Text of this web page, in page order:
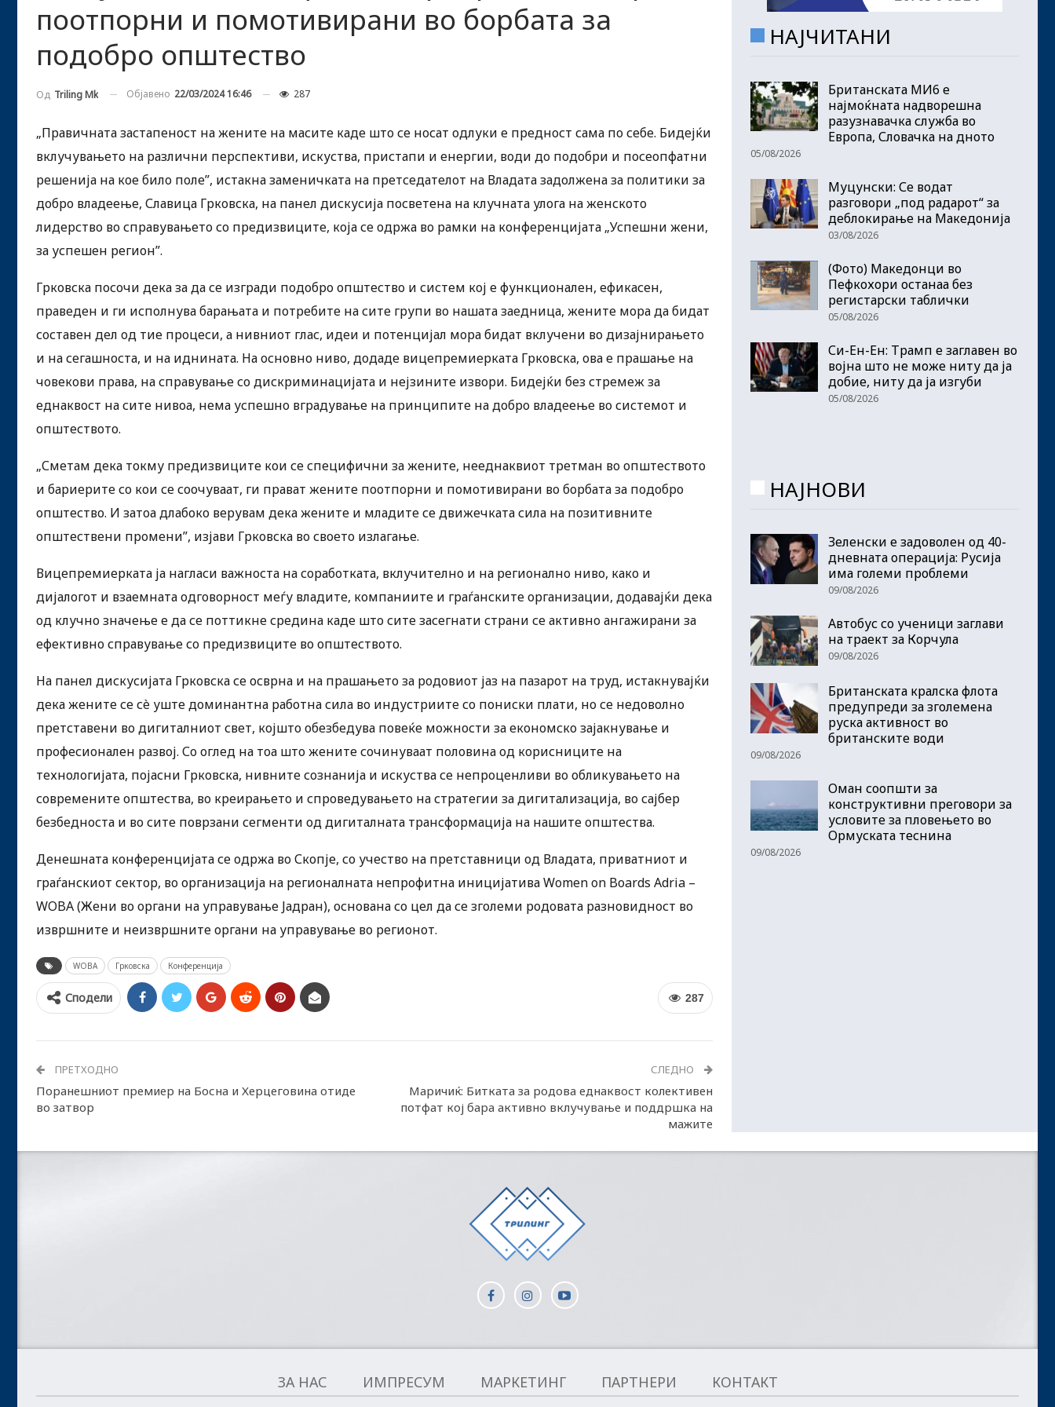
поотпорни и помотивирани во борбата за
подобро општество
Од Triling Mk Објавено 22/03/2024 16:46 287
„Правичната застапеност на жените на масите каде што се носат одлуки е предност сама по себе. Бидејќи
вклучувањето на различни перспективи, искуства, пристапи и енергии, води до подобри и посеопфатни
решенија на кое било поле”, истакна заменичката на претседателот на Владата задолжена за политики за
добро владеење, Славица Грковска, на панел дискусија посветена на клучната улога на женското
лидерство во справувањето со предизвиците, која се одржа во рамки на конференцијата „Успешни жени,
за успешен регион”.
Грковска посочи дека за да се изгради подобро општество и систем кој е функционален, ефикасен,
праведен и ги исполнува барањата и потребите на сите групи во нашата заедница, жените мора да бидат
составен дел од тие процеси, а нивниот глас, идеи и потенцијал мора бидат вклучени во дизајнирањето
и на сегашноста, и на иднината. На основно ниво, додаде вицепремиерката Грковска, ова е прашање на
човекови права, на справување со дискриминацијата и нејзините извори. Бидејќи без стремеж за
еднаквост на сите нивоа, нема успешно вградување на принципите на добро владеење во системот и
општеството.
„Сметам дека токму предизвиците кои се специфични за жените, нееднаквиот третман во општеството
и бариерите со кои се соочуваат, ги прават жените поотпорни и помотивирани во борбата за подобро
општество. И затоа длабоко верувам дека жените и младите се движечката сила на позитивните
општествени промени”, изјави Грковска во своето излагање.
Вицепремиерката ја нагласи важноста на соработката, вклучително и на регионално ниво, како и
дијалогот и взаемната одговорност меѓу владите, компаниите и граѓанските организации, додавајќи дека
од клучно значење е да се поттикне средина каде што сите засегнати страни се активно ангажирани за
ефективно справување со предизвиците во општеството.
На панел дискусијата Грковска се осврна и на прашањето за родовиот јаз на пазарот на труд, истакнувајќи
дека жените се сè уште доминантна работна сила во индустриите со пониски плати, но се недоволно
претставени во дигиталниот свет, којшто обезбедува повеќе можности за економско зајакнување и
професионален развој. Со оглед на тоа што жените сочинуваат половина од корисниците на
технологијата, појасни Грковска, нивните сознанија и искуства се непроценливи во обликувањето на
современите општества, во креирањето и спроведувањето на стратегии за дигитализација, во сајбер
безбедноста и во сите поврзани сегменти од дигиталната трансформација на нашите општества.
Денешната конференцијата се одржа во Скопје, со учество на претставници од Владата, приватниот и
граѓанскиот сектор, во организација на регионалната непрофитна иницијатива Women on Boards Adria –
WOBA (Жени во органи на управување Јадран), основана со цел да се зголеми родовата разновидност во
извршните и неизвршните органи на управување во регионот.
WOBA Грковска Конференција
287
Сподели
ПРЕТХОДНО
Поранешниот премиер на Босна и Херцеговина отиде
во затвор
СЛЕДНО
Маричиќ: Битката за родова еднаквост колективен
потфат кој бара активно вклучување и поддршка на
мажите
НАЈЧИТАНИ
Британската МИ6 е
најмоќната надворешна
разузнавачка служба во
Европа, Словачка на дното
05/08/2026
Муцунски: Се водат
разговори „под радарот“ за
деблокирање на Македонија
03/08/2026
(Фото) Македонци во
Пефкохори останаа без
регистарски таблички
05/08/2026
Си-Ен-Ен: Трамп е заглавен во
војна што не може ниту да ја
добие, ниту да ја изгуби
05/08/2026
НАЈНОВИ
Зеленски е задоволен од 40-
дневната операција: Русија
има големи проблеми
09/08/2026
Автобус со ученици заглави
на траект за Корчула
09/08/2026
Британската кралска флота
предупреди за зголемена
руска активност во
британските води
09/08/2026
Оман соопшти за
конструктивни преговори за
условите за пловењето во
Ормуската теснина
09/08/2026
ЗА НАС ИМПРЕСУМ МАРКЕТИНГ ПАРТНЕРИ КОНТАКТ